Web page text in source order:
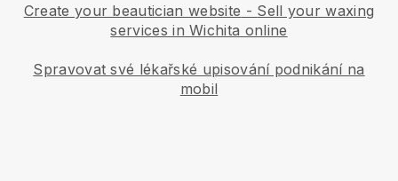
Create your beautician website - Sell your waxing
services in Wichita online
Spravovat své lékařské upisování podnikání na
mobil